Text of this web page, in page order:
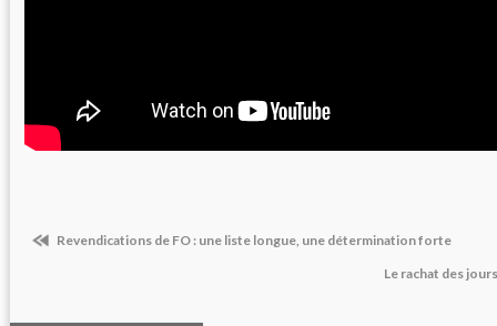
Revendications de FO : une liste longue, une détermination forte
Le rachat des